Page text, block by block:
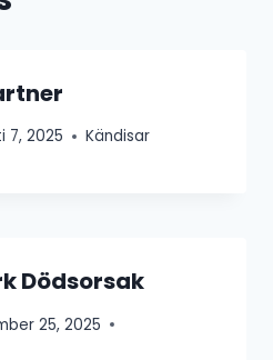
7, 2025 Kändisar
Dödsorsak
25, 2025